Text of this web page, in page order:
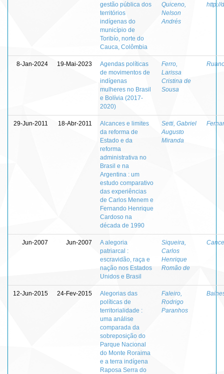
gestão pública dos
territórios
indígenas do
município de
Toribío, norte do
Cauca, Colômbia
Quiceno,
Nelson
Andrés
http://
8-Jan-2024 19-Mai-2023
Agendas políticas
de movimentos de
indígenas
mulheres no Brasil
e Bolívia (2017-
2020)
Ferro,
Larissa
Cristina de
Sousa
29-Jun-2011 18-Abr-2011
Alcances e limites
da reforma de
Estado e da
reforma
administrativa no
Brasil e na
Argentina : um
estudo comparativo
das experiências
de Carlos Menem e
Fernando Henrique
Cardoso na
década de 1990
Setti, Gabriel
Augusto
Miranda
Jun-2007 Jun-2007
A alegoria
patriarcal :
escravidão, raça e
nação nos Estados
Unidos e Brasil
Siqueira,
Carlos
Henrique
Romão de
12-Jun-2015 24-Fev-2015
Alegorias das
políticas de
territorialidade :
uma análise
comparada da
sobreposição do
Parque Nacional
do Monte Roraima
e a terra indígena
Raposa Serra do
Faleiro,
Rodrigo
Paranhos